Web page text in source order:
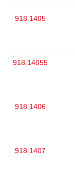
918.1405
918.14055
918.1406
918.1407